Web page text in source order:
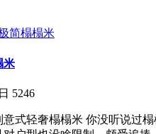
米
5246
意式轻奢榻榻米 你没听说过